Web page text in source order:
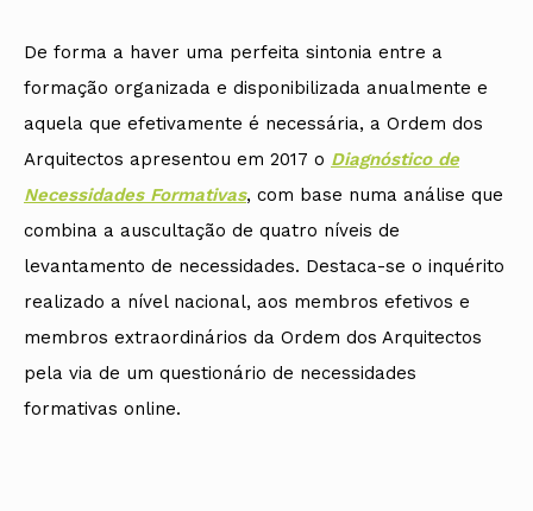
De forma a haver uma perfeita sintonia entre a
formação organizada e disponibilizada anualmente e
aquela que efetivamente é necessária, a Ordem dos
Arquitectos apresentou em 2017 o Diagnóstico de
Necessidades Formativas, com base numa análise que
combina a auscultação de quatro níveis de
levantamento de necessidades. Destaca-se o inquérito
realizado a nível nacional, aos membros efetivos e
membros extraordinários da Ordem dos Arquitectos
pela via de um questionário de necessidades
formativas online.